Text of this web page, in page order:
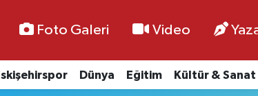
Foto Galeri Video
Dünya Eğitim Kültür & Sanat